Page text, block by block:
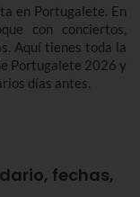
en Portugalete. En
con conciertos,
Aquí tienes toda la
Portugalete 2026 y
días antes.
fechas,